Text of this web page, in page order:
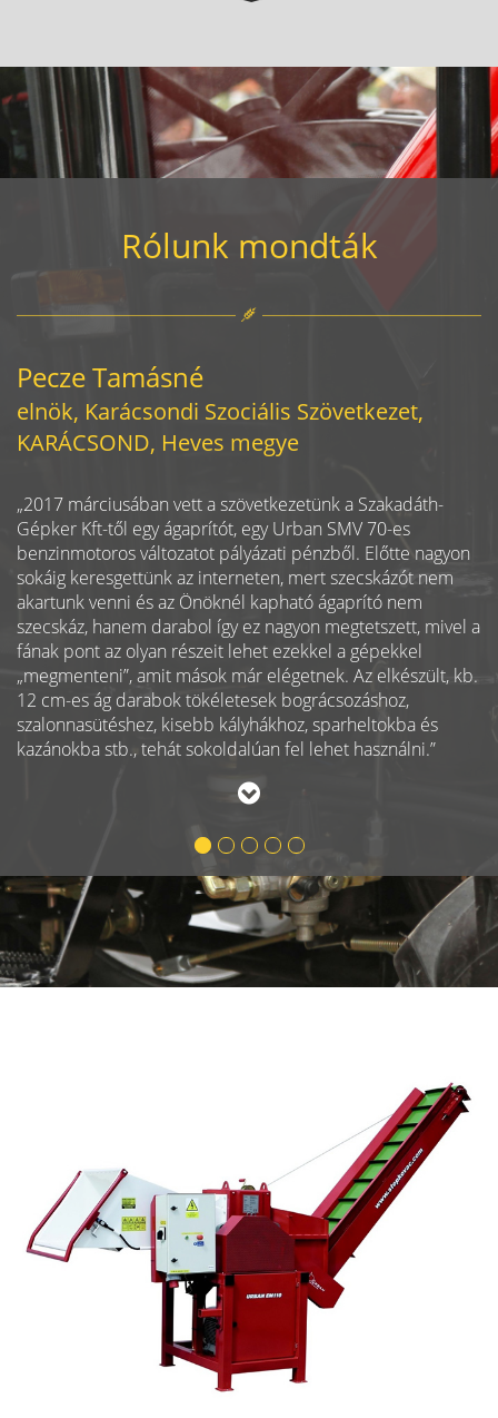
Rólunk mondták
Pecze Tamásné
elnök, Karácsondi Szociális Szövetkezet,
KARÁCSOND, Heves megye
„2017 márciusában vett a szövetkezetünk a Szakadáth-
Gépker Kft-től egy ágaprítót, egy Urban SMV 70-es
benzinmotoros változatot pályázati pénzből. Előtte nagyon
sokáig keresgettünk az interneten, mert szecskázót nem
akartunk venni és az Önöknél kapható ágaprító nem
szecskáz, hanem darabol így ez nagyon megtetszett, mivel a
fának pont az olyan részeit lehet ezekkel a gépekkel
„megmenteni”, amit mások már elégetnek. Az elkészült, kb.
12 cm-es ág darabok tökéletesek bográcsozáshoz,
szalonnasütéshez, kisebb kályhákhoz, sparheltokba és
kazánokba stb., tehát sokoldalúan fel lehet használni.”